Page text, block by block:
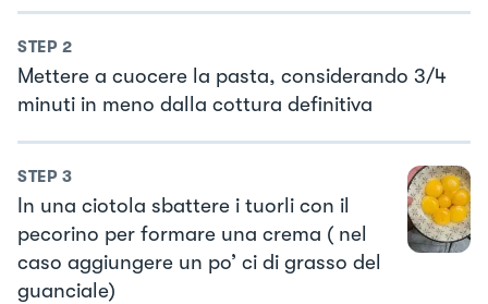
STEP 2
Mettere a cuocere la pasta, considerando 3/4
minuti in meno dalla cottura definitiva
STEP 3
In una ciotola sbattere i tuorli con il
pecorino per formare una crema ( nel
caso aggiungere un po’ ci di grasso del
guanciale)